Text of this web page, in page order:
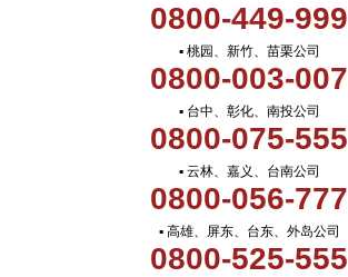
0800-449-999
▪ 桃园、新竹、苗栗公司
0800-003-007
▪ 台中、彰化、南投公司
0800-075-555
▪ 云林、嘉义、台南公司
0800-056-777
▪ 高雄、屏东、台东、外岛公司
0800-525-555